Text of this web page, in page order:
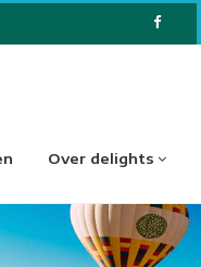
Over delights